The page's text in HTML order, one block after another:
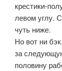
крестики-
левом углу.
чуть ниже.
Но вот ни
за
половину